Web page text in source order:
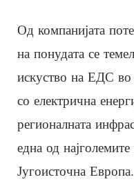
Од компанијата
на понудата се
искуство на ЕДС во
со електрична
регионалната
една од
Југоисточна Европа.